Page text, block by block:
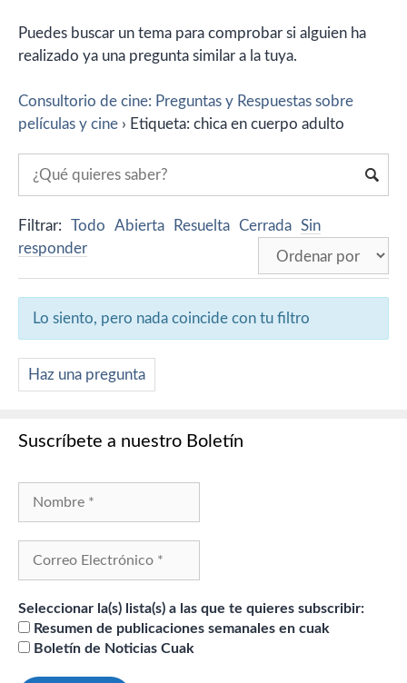
Puedes buscar un tema para comprobar si alguien ha
realizado ya una pregunta similar a la tuya.
Consultorio de cine: Preguntas y Respuestas sobre
películas y cine › Etiqueta: chica en cuerpo adulto
Filtrar: Todo Abierta Resuelta Cerrada Sin
responder
Lo siento, pero nada coincide con tu filtro
Haz una pregunta
Suscríbete a nuestro Boletín
Seleccionar la(s) lista(s) a las que te quieres subscribir:
Resumen de publicaciones semanales en cuak
Boletín de Noticias Cuak